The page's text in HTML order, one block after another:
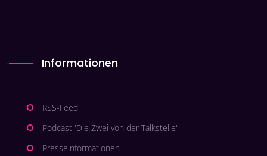
Informationen
RSS-Feed
Podcast 'Die Zwei von der Talkstelle'
Presseinformationen